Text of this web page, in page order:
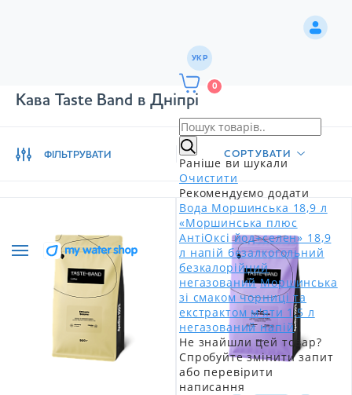
УКР
0
Раніше ви шукали
Очистити
Рекомендуємо додати
Вода Моршинська 18,9 л
«Моршинська плюс
АнтіОксі йод+селен» 18,9
л напій безалкогольний
безкалорійний
негазований Моршинська
зі смаком чорниці та
екстрактом м'яти 1,5 л
негазований напій
Не знайшли цей товар?
Спробуйте змінити запит
або перевірити
написання
Кава Taste Band в Дніпрі
ФІЛЬТРУВАТИ СОРТУВАТИ